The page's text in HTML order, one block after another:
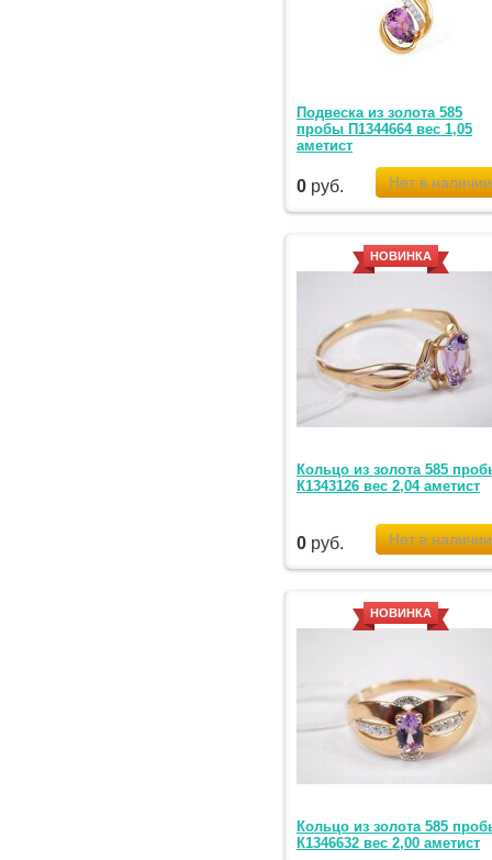
Подвеска из золота 585
пробы П1344664 вес 1,05
аметист
0 руб.
НОВИНКА
Кольцо из золота 585
К1343126 вес 2,04 аметист
0 руб.
НОВИНКА
Кольцо из золота 585
К1346632 вес 2,00 аметист